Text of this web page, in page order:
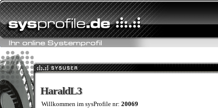
HaraldL3
HaraldL3
Willkommen im sysProfile nr: 20069